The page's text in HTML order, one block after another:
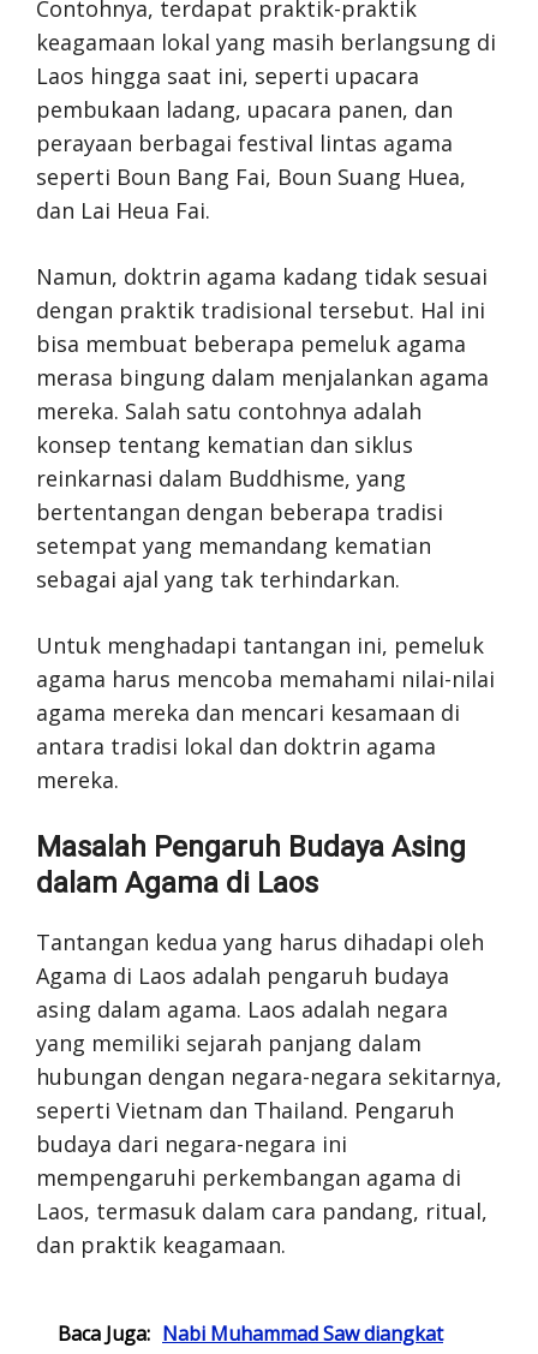
Contohnya, terdapat praktik-praktik
keagamaan lokal yang masih berlangsung di
Laos hingga saat ini, seperti upacara
pembukaan ladang, upacara panen, dan
perayaan berbagai festival lintas agama
seperti Boun Bang Fai, Boun Suang Huea,
dan Lai Heua Fai.
Namun, doktrin agama kadang tidak sesuai
dengan praktik tradisional tersebut. Hal ini
bisa membuat beberapa pemeluk agama
merasa bingung dalam menjalankan agama
mereka. Salah satu contohnya adalah
konsep tentang kematian dan siklus
reinkarnasi dalam Buddhisme, yang
bertentangan dengan beberapa tradisi
setempat yang memandang kematian
sebagai ajal yang tak terhindarkan.
Untuk menghadapi tantangan ini, pemeluk
agama harus mencoba memahami nilai-nilai
agama mereka dan mencari kesamaan di
antara tradisi lokal dan doktrin agama
mereka.
Masalah Pengaruh Budaya Asing
dalam Agama di Laos
Tantangan kedua yang harus dihadapi oleh
Agama di Laos adalah pengaruh budaya
asing dalam agama. Laos adalah negara
yang memiliki sejarah panjang dalam
hubungan dengan negara-negara sekitarnya,
seperti Vietnam dan Thailand. Pengaruh
budaya dari negara-negara ini
mempengaruhi perkembangan agama di
Laos, termasuk dalam cara pandang, ritual,
dan praktik keagamaan.
Baca Juga: Nabi Muhammad Saw diangkat